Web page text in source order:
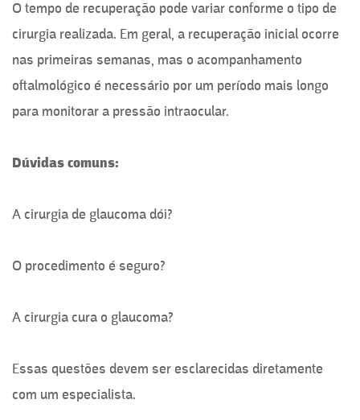
O tempo de recuperação pode variar conforme o tipo de
cirurgia realizada. Em geral, a recuperação inicial ocorre
nas primeiras semanas, mas o acompanhamento
oftalmológico é necessário por um período mais longo
para monitorar a pressão intraocular.
Dúvidas comuns:
A cirurgia de glaucoma dói?
O procedimento é seguro?
A cirurgia cura o glaucoma?
Essas questões devem ser esclarecidas diretamente
com um especialista.